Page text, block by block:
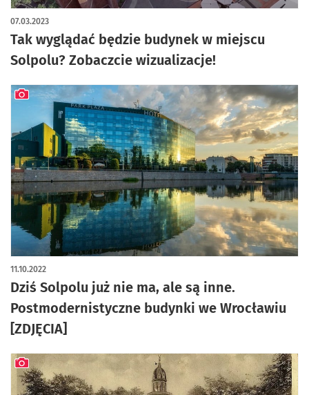
Tak wyglądać będzie budynek w miejscu
Solpolu? Zobaczcie wizualizacje!
07.03.2023
artykuł z galerią zdjęć
Dziś Solpolu już nie ma, ale są inne.
Postmodernistyczne budynki we Wrocławiu
[ZDJĘCIA]
11.10.2022
artykuł z galerią zdjęć